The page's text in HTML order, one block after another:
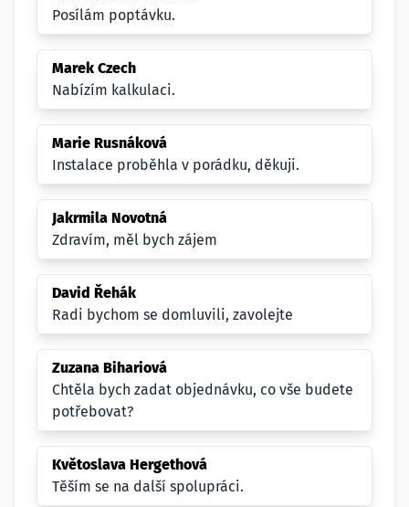
Posílám poptávku.
Marek Czech
Nabízím kalkulaci.
Marie Rusnáková
Instalace proběhla v porádku, děkuji.
Jakrmila Novotná
Zdravím, měl bych zájem
David Řehák
Radi bychom se domluvili, zavolejte
Zuzana Bihariová
Chtěla bych zadat objednávku, co vše budete
potřebovat?
Květoslava Hergethová
Těším se na další spolupráci.